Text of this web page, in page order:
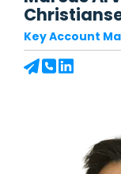
Key Account